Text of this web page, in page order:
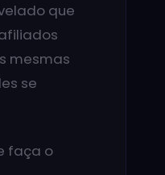
que
mesmas
se
faça o